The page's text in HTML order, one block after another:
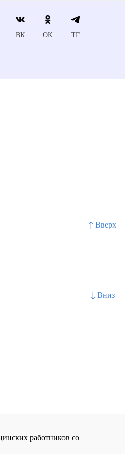
↑ Вверх
↓ Вниз
ВК ОК ТГ
работников со